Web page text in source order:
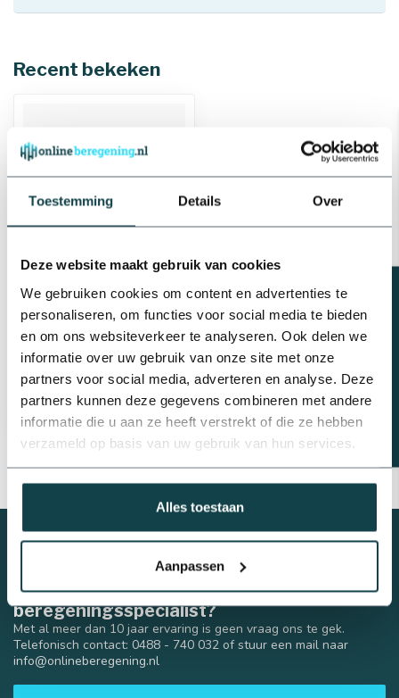
Toestemming Details Over
Deze website maakt gebruik van cookies
We gebruiken cookies om content en advertenties te
personaliseren, om functies voor social media te bieden
en om ons websiteverkeer te analyseren. Ook delen we
informatie over uw gebruik van onze site met onze
partners voor social media, adverteren en analyse. Deze
partners kunnen deze gegevens combineren met andere
informatie die u aan ze heeft verstrekt of die ze hebben
verzameld op basis van uw gebruik van hun services.
Alles toestaan
Aanpassen
Recent bekeken
Messing kraan
buitendraad
€15,17
Levering binnen 1-3
werkdagen
Advies nodig van een
beregeningsspecialist?
Met al meer dan 10 jaar ervaring is geen vraag ons te gek.
Telefonisch contact: 0488 - 740 032 of stuur een mail naar
info@onlineberegening.nl
Beregeningsplan?